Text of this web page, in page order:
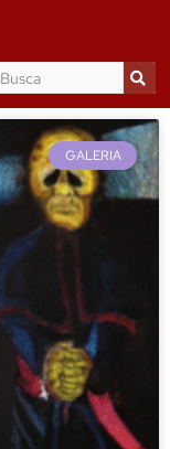
GALERIA